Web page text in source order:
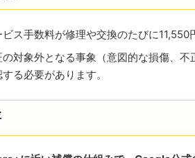
ス手数料が修理や交換のたびに11,550
の対象外となる事象（意図的な損傷、
る必要があります。